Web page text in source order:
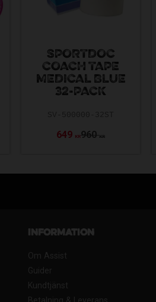
SPORTDOC
COACH TAPE
MEDICAL BLUE
32-PACK
649 KR960 KR
Information
Om Assist
Guider
Kundtjänst